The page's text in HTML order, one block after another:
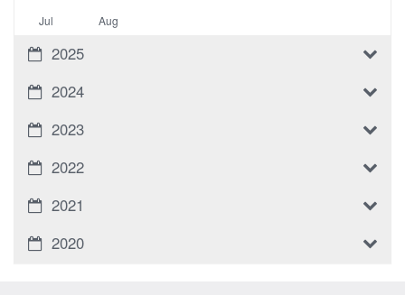
Jul
Aug
2025
2024
2023
2022
2021
2020